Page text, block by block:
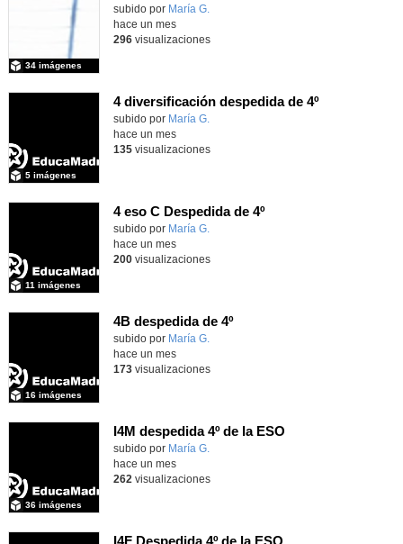
Contenido educativo.
subido por María G.
34 imágenes
hace un mes
296visualizaciones
4 diversificación despedida de 4º
Contenido educativo.
subido por María G.
5 imágenes
hace un mes
135visualizaciones
4 eso C Despedida de 4º
Contenido educativo.
subido por María G.
11 imágenes
hace un mes
200visualizaciones
4B despedida de 4º
Contenido educativo.
subido por María G.
16 imágenes
hace un mes
173visualizaciones
I4M despedida 4º de la ESO
subido por María G.
36 imágenes
hace un mes
262 visualizaciones
I4F Despedida 4º de la ESO